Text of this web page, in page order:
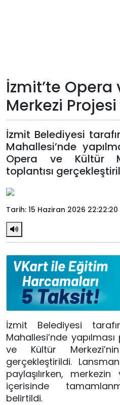
Künye
Giriş
Yap
İzmit’te Opera
Merkezi Projesi
İzmit Belediyesi
Mahallesi’nde
Opera ve Kültür
toplantısı
Tarih: 15 Haziran 2026 22:22:20
İzmit Belediyesi
Mahallesi’nde
ve Kültür
gerçekleştirildi.
paylaşılırken,
içerisinde
belirtildi.